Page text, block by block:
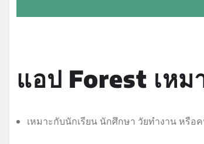
แอป Forest เหม
เหมาะกับนักเรียน นักศึกษา วัยทำงาน หรือ